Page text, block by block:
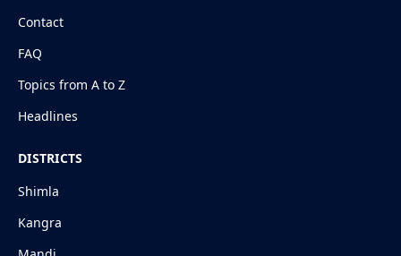
Contact
FAQ
Topics from A to Z
Headlines
DISTRICTS
Shimla
Kangra